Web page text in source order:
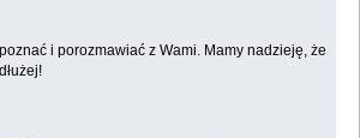
i porozmawiać z Wami. Mamy nadzieję, że